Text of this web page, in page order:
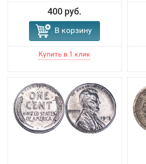
400 руб.
В корзину